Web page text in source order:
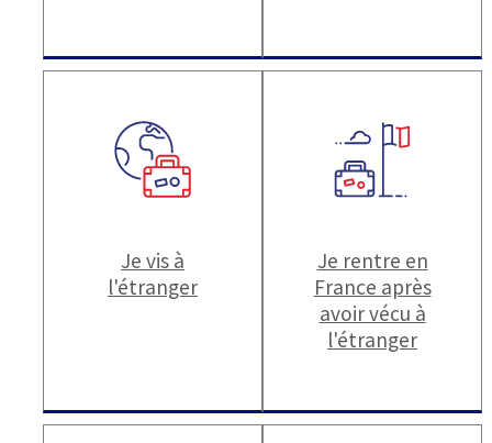
Je vis à
l'étranger
Je rentre en
France après
avoir vécu à
l'étranger